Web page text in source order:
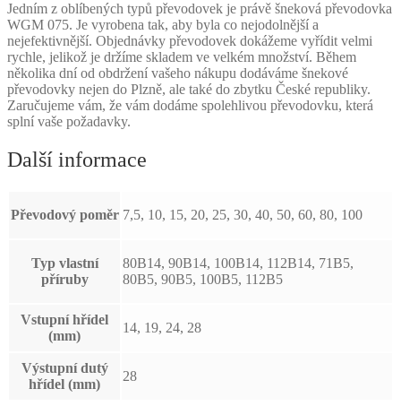
Jedním z oblíbených typů převodovek je právě šneková převodovka
WGM 075. Je vyrobena tak, aby byla co nejodolnější a
nejefektivnější. Objednávky převodovek dokážeme vyřídit velmi
rychle, jelikož je držíme skladem ve velkém množství. Během
několika dní od obdržení vašeho nákupu dodáváme šnekové
převodovky nejen do Plzně, ale také do zbytku České republiky.
Zaručujeme vám, že vám dodáme spolehlivou převodovku, která
splní vaše požadavky.
Další informace
Převodový poměr 7,5, 10, 15, 20, 25, 30, 40, 50, 60, 80, 100
Typ vlastní
příruby
80B14, 90B14, 100B14, 112B14, 71B5,
80B5, 90B5, 100B5, 112B5
Vstupní hřídel
(mm)
14, 19, 24, 28
Výstupní dutý
hřídel (mm)
28